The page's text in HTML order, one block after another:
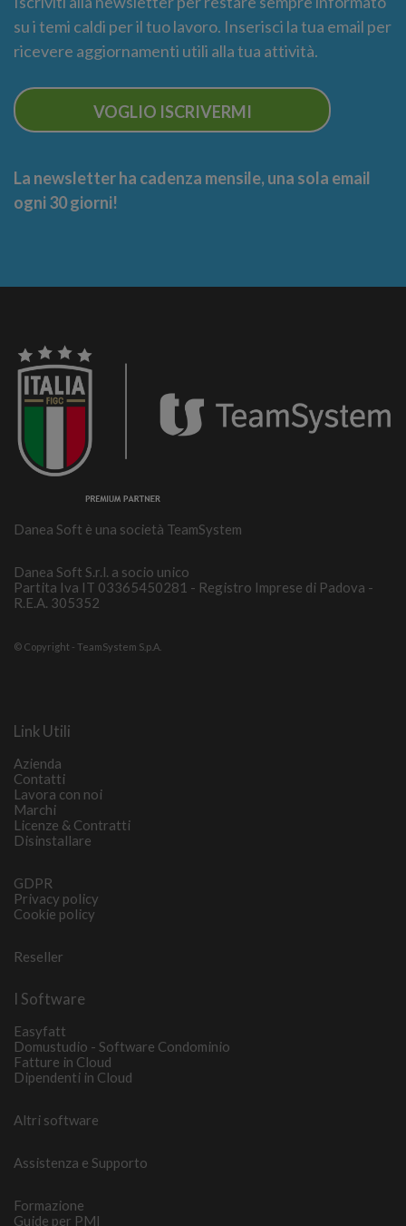
su i temi caldi per il tuo lavoro. Inserisci la tua email per
ricevere aggiornamenti utili alla tua attività.
VOGLIO ISCRIVERMI
La newsletter ha cadenza mensile, una sola email
ogni 30 giorni!
Danea Soft è una società TeamSystem
Danea Soft S.r.l. a socio unico
Partita Iva IT 03365450281 - Registro Imprese di Padova -
R.E.A. 305352
© Copyright - TeamSystem S.p.A.
Link Utili
Azienda
Contatti
Lavora con noi
Marchi
Licenze & Contratti
Disinstallare
GDPR
Privacy policy
Cookie policy
Reseller
I Software
Easyfatt
Domustudio - Software Condominio
Fatture in Cloud
Dipendenti in Cloud
Altri software
Assistenza e Supporto
Formazione
Guide per PMI